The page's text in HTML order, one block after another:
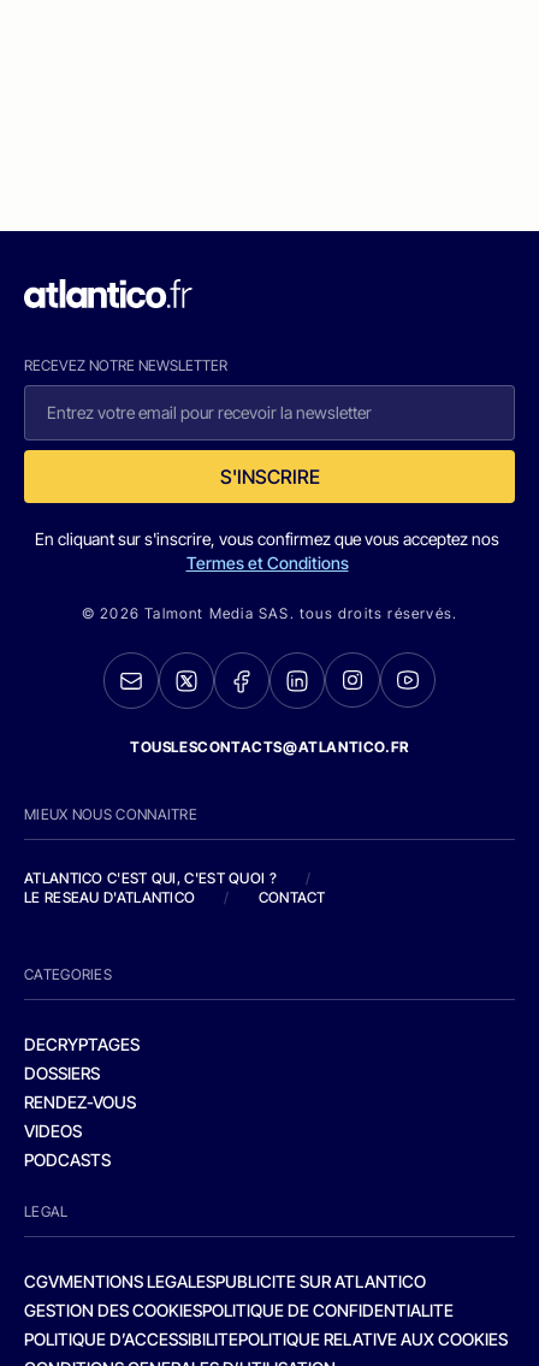
RECEVEZ NOTRE NEWSLETTER
S'INSCRIRE
En cliquant sur s'inscrire, vous confirmez que vous acceptez nos
Termes et Conditions
© 2026 Talmont Media SAS. tous droits réservés.
TOUSLESCONTACTS@ATLANTICO.FR
MIEUX NOUS CONNAITRE
ATLANTICO C'EST QUI, C'EST QUOI ?
/
LE RESEAU D'ATLANTICO
/ CONTACT
CATEGORIES
DECRYPTAGES
DOSSIERS
RENDEZ-VOUS
VIDEOS
PODCASTS
LEGAL
CGVMENTIONS LEGALESPUBLICITE SUR ATLANTICO
GESTION DES COOKIESPOLITIQUE DE CONFIDENTIALITE
POLITIQUE D’ACCESSIBILITEPOLITIQUE RELATIVE AUX COOKIES